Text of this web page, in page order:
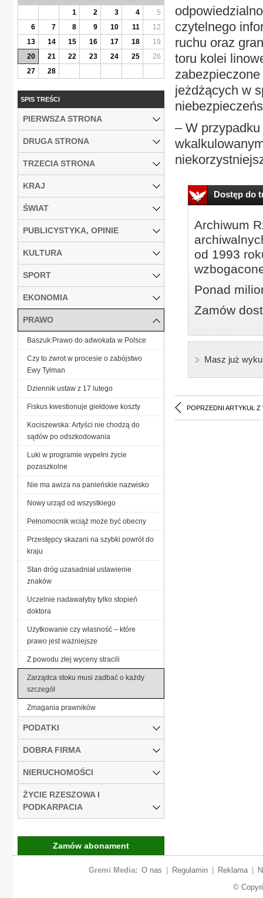
czytelnego
ruchu oraz
toru kolei
jeżdżących w
– W
Dostęp do
Archiwum
od 1993
Ponad
Zamów
Masz już
POPRZEDNI ARTYKUŁ Z
1
2 3 4
5
6
7 8 9 10 11
12
13
14 15 16 17 18
19
20
21 22 23 24 25
26
27
28
SPIS TREŚCI
PIERWSZA STRONA
DRUGA STRONA
TRZECIA STRONA
KRAJ
ŚWIAT
PUBLICYSTYKA, OPINIE
KULTURA
SPORT
EKONOMIA
PRAWO
Baszuk:Prawo do adwokata w Polsce
Czy to zwrot w procesie o zabójstwo
Ewy Tylman
Dziennik ustaw z 17 lutego
Fiskus kwestionuje giełdowe koszty
Kociszewska: Artyści nie chodzą do
sądów po odszkodowania
Luki w programie wypełni życie
pozaszkolne
Nie ma awiza na panieńskie nazwisko
Nowy urząd od wszystkiego
Pełnomocnik wciąż może być obecny
Przestępcy skazani na szybki powrót do
kraju
Stan dróg uzasadniał ustawienie
znaków
Uczelnie nadawałyby tylko stopień
doktora
Użytkowanie czy własność – które
prawo jest ważniejsze
Z powodu złej wyceny stracili
Zarządca stoku musi zadbać o każdy
szczegół
Zmagania prawników
PODATKI
DOBRA FIRMA
NIERUCHOMOŚCI
ŻYCIE RZESZOWA I
PODKARPACIA
Zamów abonament
Gremi Media: O nas Regulamin Reklama
©